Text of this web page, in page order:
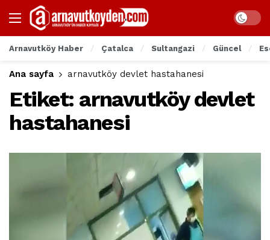
Arnavutköy Haber Çatalca Sultangazi Güncel
Ana sayfa arnavutköy devlet hastahanesi
Etiket: arnavutköy devlet
hastahanesi